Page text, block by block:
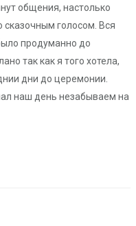
общения, настолько
сказочным голосом. Вся
продуманно до
так как я того хотела,
дни до церемонии.
наш день незабываем на